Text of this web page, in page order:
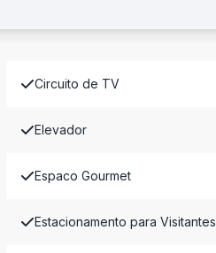
Circuito de TV
Elevador
Espaco Gourmet
Estacionamento para Visitantes